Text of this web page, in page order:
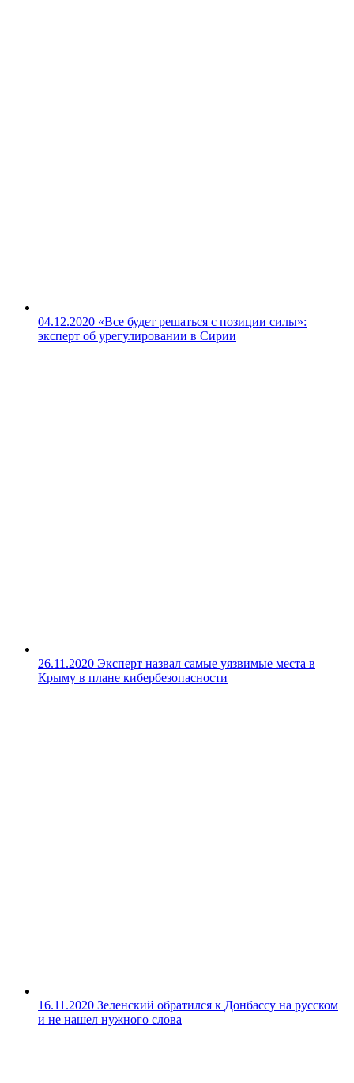
04.12.2020 «Все будет решаться с позиции силы»:
эксперт об урегулировании в Сирии
26.11.2020 Эксперт назвал самые уязвимые места в
Крыму в плане кибербезопасности
16.11.2020 Зеленский обратился к Донбассу на русском
и не нашел нужного слова